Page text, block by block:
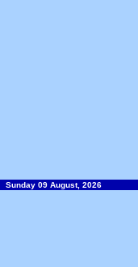
Sunday 09 August, 2026